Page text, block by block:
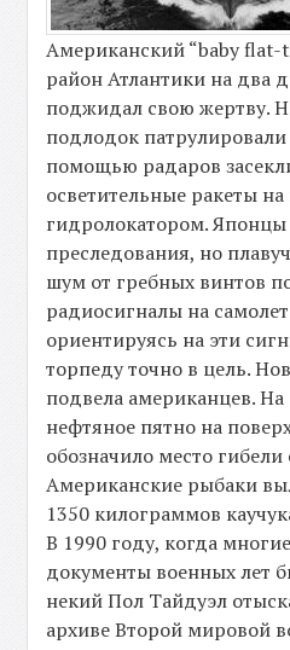
Американский “baby flat-
район Атлантики на два
поджидал свою жертву.
подлодок
помощью радаров
осветительные ракеты
гидролокатором. Японцы
преследования, но
шум от гребных винтов
радиосигналы на
ориентируясь на эти
торпеду точно в цель.
подвела американцев.
нефтяное пятно на
обозначило место
Американские рыбаки
1350 килограммов
В 1990 году, когда
документы военных лет
некий Пол Тайдуэл
архиве Второй мировой